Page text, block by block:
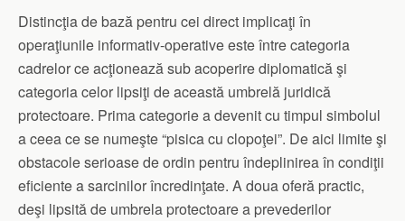
Distincţia de bază pentru cei direct implicaţi în
operaţiunile informativ-operative este între categoria
cadrelor ce acţionează sub acoperire diplomatică şi
categoria celor lipsiţi de această umbrelă juridică
protectoare. Prima categorie a devenit cu timpul simbolul
a ceea ce se numeşte “pisica cu clopoţei”. De aici limite şi
obstacole serioase de ordin pentru îndeplinirea în condiţii
eficiente a sarcinilor încredinţate. A doua oferă practic,
deşi lipsită de umbrela protectoare a prevederilor